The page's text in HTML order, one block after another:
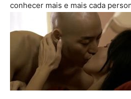
conhecer mais e mais cada